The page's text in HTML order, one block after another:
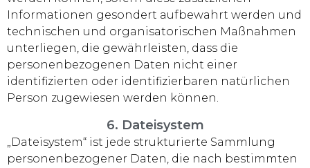
Informationen gesondert aufbewahrt werden und
technischen und organisatorischen Maßnahmen
unterliegen, die gewährleisten, dass die
personenbezogenen Daten nicht einer
identifizierten oder identifizierbaren natürlichen
Person zugewiesen werden können.
6. Dateisystem
„Dateisystem“ ist jede strukturierte Sammlung
personenbezogener Daten, die nach bestimmten